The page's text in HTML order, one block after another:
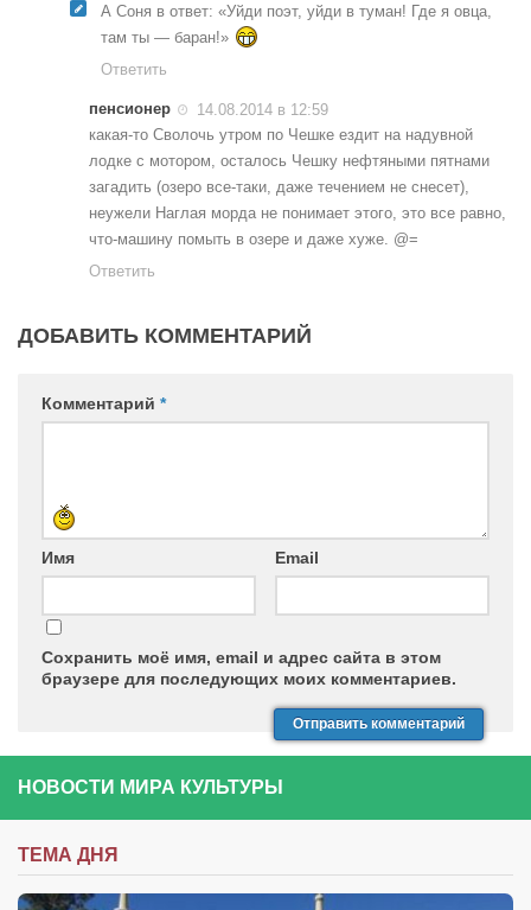
А Соня в ответ: «Уйди поэт, уйди в туман! Где я овца,
там ты — баран!»
Ответить
пенсионер
14.08.2014 в 12:59
какая-то Сволочь утром по Чешке ездит на надувной
лодке с мотором, осталось Чешку нефтяными пятнами
загадить (озеро все-таки, даже течением не снесет),
неужели Наглая морда не понимает этого, это все равно,
что-машину помыть в озере и даже хуже. @=
Ответить
ДОБАВИТЬ КОММЕНТАРИЙ
Комментарий *
Имя Email
Сохранить моё имя, email и адрес сайта в этом
браузере для последующих моих комментариев.
НОВОСТИ МИРА КУЛЬТУРЫ
ТЕМА ДНЯ